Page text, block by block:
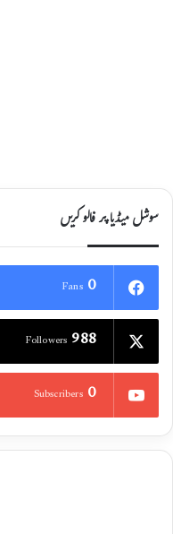
سوشل میڈیا پر فالو کریں
0
Fans
988
Followers
0
Subscribers